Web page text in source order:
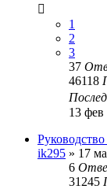
1
2
3
37
46118
13 фев
ik295 » 17
6
31245